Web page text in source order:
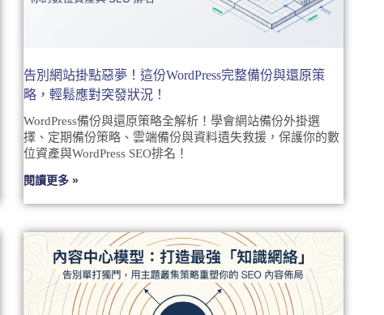
告別網站掛點惡夢！這份WordPress完整備份與還原策
略，輕鬆應對突發狀況！
WordPress備份與還原策略全解析！學會網站備份外掛選
擇、定期備份策略、雲端備份與資料遺失救援，保護你的數
位資產與WordPress SEO排名！
閱讀更多 »